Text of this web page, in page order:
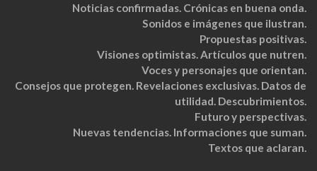
Noticias confirmadas. Crónicas en buena onda.
Sonidos e imágenes que ilustran.
Propuestas positivas.
Visiones optimistas. Artículos que nutren.
Voces y personajes que orientan.
Consejos que protegen. Revelaciones exclusivas. Datos de
utilidad. Descubrimientos.
Futuro y perspectivas.
Nuevas tendencias. Informaciones que suman.
Textos que aclaran.